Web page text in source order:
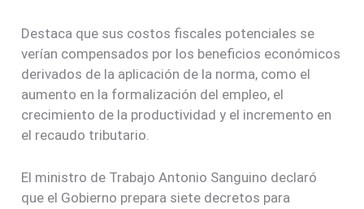
Destaca que sus costos fiscales potenciales se
verían compensados por los beneficios económicos
derivados de la aplicación de la norma, como el
aumento en la formalización del empleo, el
crecimiento de la productividad y el incremento en
el recaudo tributario.
El ministro de Trabajo Antonio Sanguino declaró
que el Gobierno prepara siete decretos para